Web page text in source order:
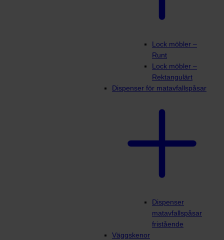
Lock möbler –
Runt
Lock möbler –
Rektangulärt
Dispenser för matavfallspåsar
Dispenser
matavfallspåsar
fristående
Väggskenor